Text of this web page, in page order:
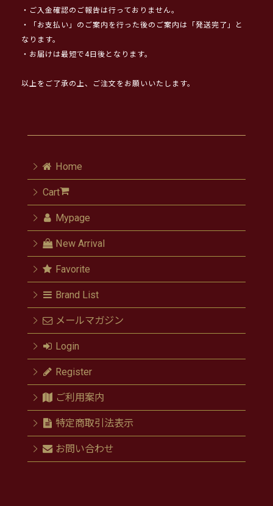
・ご入金確認のご報告は行っておりません。
・「お支払い」のご案内を行った後のご案内は「発送完了」と
なります。
・お届けは最短で4日後となります。
以上をご了承の上、ご注文をお願いいたします。
Home
Cart
Mypage
New Arrival
Favorite
Brand List
メールマガジン
Login
Register
ご利用案内
特定商取引法表示
お問い合わせ